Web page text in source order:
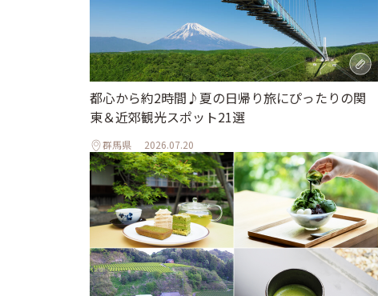
都心から約2時間♪夏の日帰り旅にぴったりの関
東＆近郊観光スポット21選
群馬県 2026.07.20